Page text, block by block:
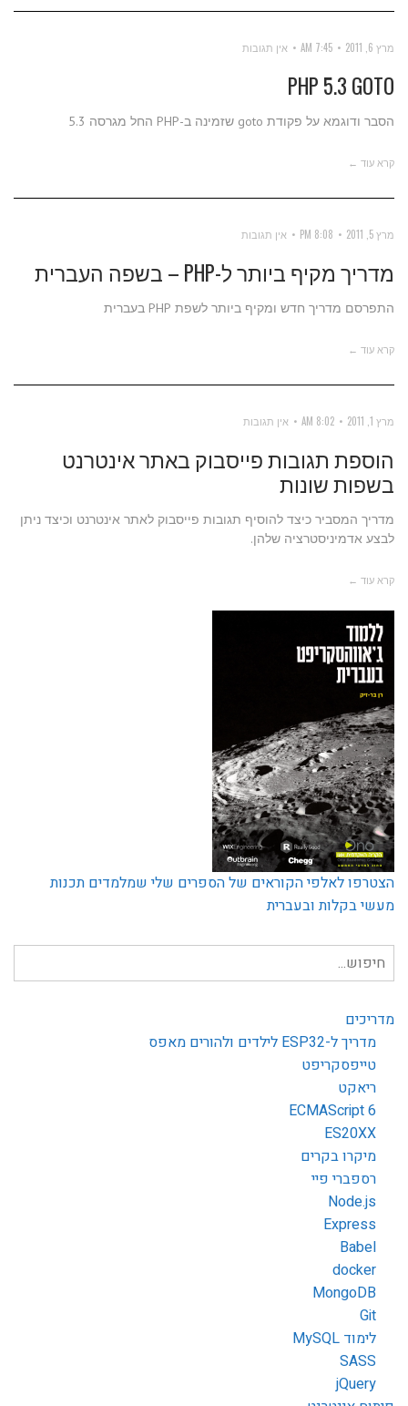
מרץ 6, 2011 7:45 AM אין תגובות
PHP 5.3 GOTO
הסבר ודוגמא על פקודת goto שזמינה ב-PHP החל מגרסה 5.3
קרא עוד ←
מרץ 5, 2011 8:08 PM אין תגובות
מדריך מקיף ביותר ל-PHP – בשפה העברית
התפרסם מדריך חדש ומקיף ביותר לשפת PHP בעברית
קרא עוד ←
מרץ 1, 2011 8:02 AM אין תגובות
הוספת תגובות פייסבוק באתר אינטרנט
בשפות שונות
מדריך המסביר כיצד להוסיף תגובות פייסבוק לאתר אינטרנט וכיצד ניתן
לבצע אדמיניסטרציה שלהן.
קרא עוד ←
הצטרפו לאלפי הקוראים של הספרים שלי שמלמדים תכנות
מעשי בקלות ובעברית
חיפוש
עבור:
מדריכים
מדריך ל-ESP32 לילדים ולהורים מאפס
טייפסקריפט
ריאקט
ECMAScript 6
ES20XX
מיקרו בקרים
רספברי פיי
Node.js
Express
Babel
docker
MongoDB
Git
לימוד MySQL
SASS
jQuery